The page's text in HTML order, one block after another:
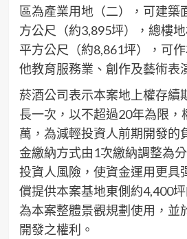
區為產業用地（二），可建築
方公尺（約3,895坪），總樓
平方公尺（約8,861坪），可
他教育服務業、創作及藝術表
菸酒公司表示本案地上權存續
長一次，以不超過20年為限，
萬，為減輕投資人前期開發的
金繳納方式由1次繳納調整為
投資人風險，使資金運用更具
償提供本案基地東側約4,400
為本案整體景觀規劃使用，並
開發之權利。